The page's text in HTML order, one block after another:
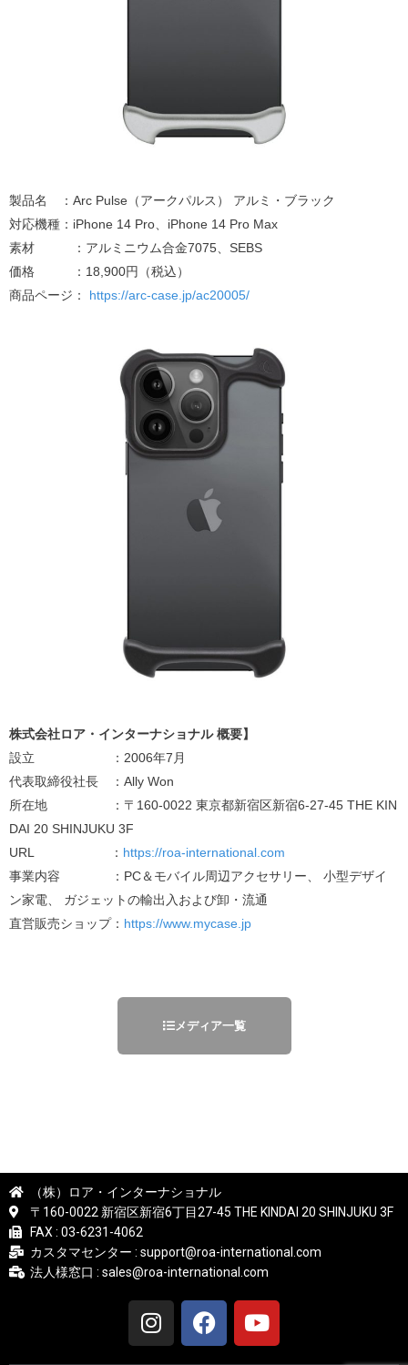
製品名 ：Arc Pulse（アークパルス） アルミ・ブラック
対応機種：iPhone 14 Pro、iPhone 14 Pro Max
素材 ：アルミニウム合金7075、SEBS
価格 ：18,900円（税込）
商品ページ： https://arc-case.jp/ac20005/
株式会社ロア・インターナショナル 概要】
設立 ：2006年7月
代表取締役社長 ：Ally Won
所在地 ：〒160-0022 東京都新宿区新宿6-27-45 THE KIN
DAI 20 SHINJUKU 3F
URL ： https://roa-international.com
事業内容 ：PC＆モバイル周辺アクセサリー、 小型デザイ
ン家電、 ガジェットの輸出入および卸・流通
直営販売ショップ： https://www.mycase.jp
メディア一覧
（株）ロア・インターナショナル
〒160-0022 新宿区新宿6丁目27-45 THE KINDAI 20 SHINJUKU 3F
FAX : 03-6231-4062
カスタマセンター : support@roa-international.com
法人様窓口 : sales@roa-international.com